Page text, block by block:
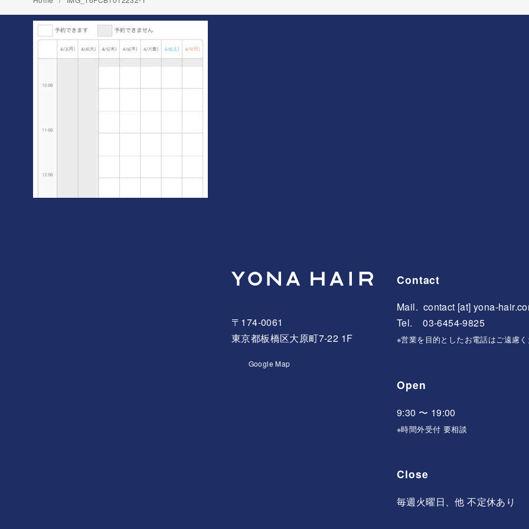
〒174-0061
東京都板橋区大原町7-22 1F
Google Map
Contact
Mail. contact [at] yona-
Tel. 03-6454-9825
※営業を目的としたお電話はご遠慮
Open
9:30 〜 19:00
※時間外受付 要相談
Close
毎週火曜日、他 不定休あり